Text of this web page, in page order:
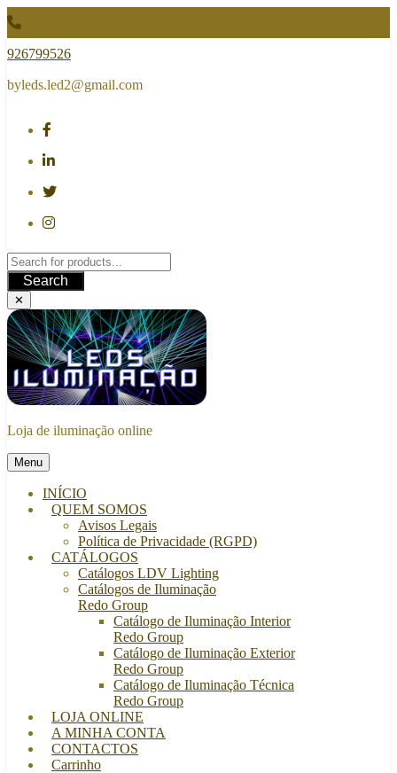
Skip
to
content
926799526
byleds.led2@gmail.com
Search
✕
Loja de iluminação online
Menu
INÍCIO
QUEM SOMOS
Avisos Legais
Política de Privacidade (RGPD)
CATÁLOGOS
Catálogos LDV Lighting
Catálogos de Iluminação
Redo Group
Catálogo de Iluminação Interior
Redo Group
Catálogo de Iluminação Exterior
Redo Group
Catálogo de Iluminação Técnica
Redo Group
LOJA ONLINE
A MINHA CONTA
CONTACTOS
Carrinho